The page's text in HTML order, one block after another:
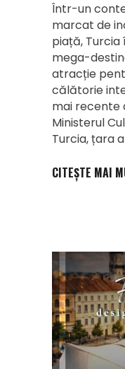
Într-un
marcat de
piață,
mega-
atracție
călătorie
mai recente
Ministerul
Turcia, țara
CITEȘTE MAI